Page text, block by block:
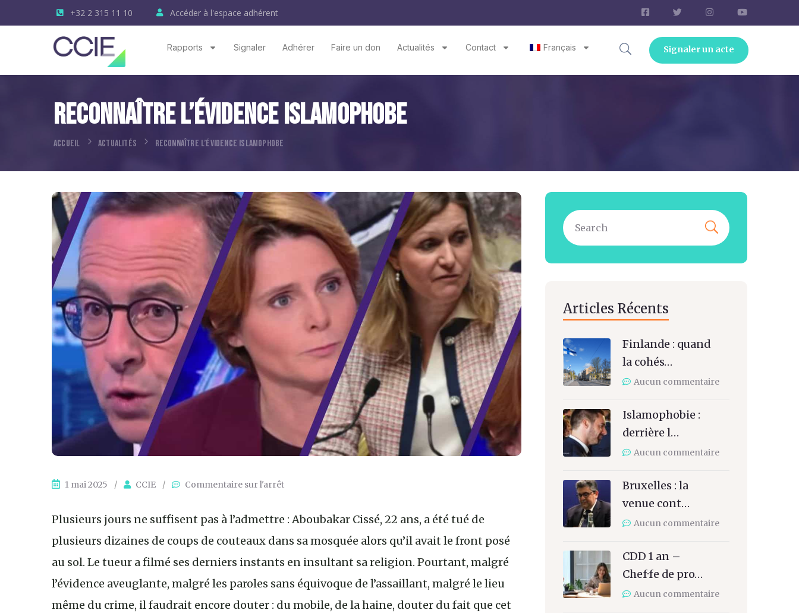
+32 2 315 11 10 Accéder à l'espace adhérent
Rapports Signaler Adhérer Faire un don Actualités Contact Français Signaler un acte
Reconnaître L’évidence Islamophobe
ACCUEIL ACTUALITÉS RECONNAÎTRE L’ÉVIDENCE ISLAMOPHOBE
1 mai 2025 / CCIE / Commentaire sur l'arrêt
Plusieurs jours ne suffisent pas à l’admettre : Aboubakar Cissé, 22 ans, a été tué de
plusieurs dizaines de coups de couteaux dans sa mosquée alors qu’il avait le front posé
au sol. Le tueur a filmé ses derniers instants en insultant sa religion. Pourtant, malgré
l’évidence aveuglante, malgré les paroles sans équivoque de l’assaillant, malgré le lieu
même du crime, il faudrait encore douter : du mobile, de la haine, douter du fait que cet
Articles Récents
Finlande : quand
la cohés…
Aucun commentaire
Islamophobie :
derrière l…
Aucun commentaire
Bruxelles : la
venue cont…
Aucun commentaire
CDD 1 an –
Chef·fe de pro…
Aucun commentaire